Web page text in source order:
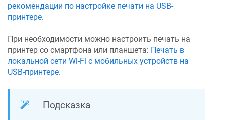
рекомендации по настройке печати на USB-
принтере.
При необходимости можно настроить печать на
принтер со смартфона или планшета: Печать в
локальной сети Wi-Fi с мобильных устройств на
USB-принтере.
Подсказка